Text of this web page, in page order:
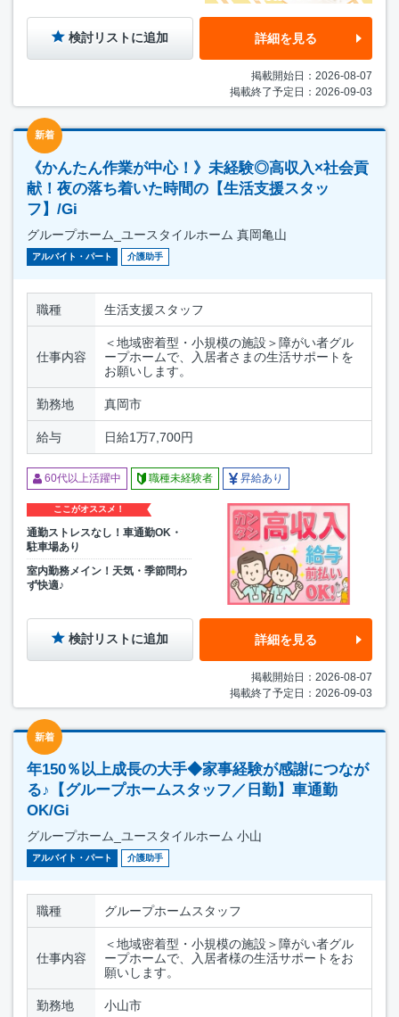
検討リストに追加 詳細を見る
掲載開始日：2026-08-07
掲載終了予定日：2026-09-03
新着
《かんたん作業が中心！》未経験◎高収入×社会貢
献！夜の落ち着いた時間の【生活支援スタッ
フ】/Gi
グループホーム_ユースタイルホーム 真岡亀山
アルバイト・パート 介護助手
職種 生活支援スタッフ
仕事内容
＜地域密着型・小規模の施設＞障がい者グル
ープホームで、入居者さまの生活サポートを
お願いします。
勤務地 真岡市
給与 日給1万7,700円
60代以上活躍中 職種未経験者 昇給あり
ここがオススメ！
通勤ストレスなし！車通勤OK・
駐車場あり
室内勤務メイン！天気・季節問わ
ず快適♪
検討リストに追加 詳細を見る
掲載開始日：2026-08-07
掲載終了予定日：2026-09-03
新着
年150％以上成長の大手◆家事経験が感謝につなが
る♪【グループホームスタッフ／日勤】車通勤
OK/Gi
グループホーム_ユースタイルホーム 小山
アルバイト・パート 介護助手
職種 グループホームスタッフ
仕事内容
＜地域密着型・小規模の施設＞障がい者グル
ープホームで、入居者様の生活サポートをお
願いします。
勤務地 小山市